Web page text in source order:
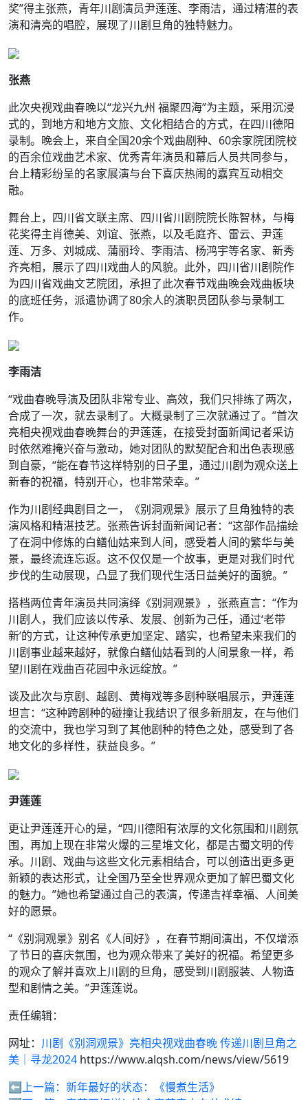
奖”得主张燕，青年川剧演员尹莲莲、李雨洁，通过精湛的表
演和清亮的唱腔，展现了川剧旦角的独特魅力。
张燕
此次央视戏曲春晚以“龙兴九州 福聚四海”为主题，采用沉浸
式的，到地方和地方文旅、文化相结合的方式，在四川德阳
录制。晚会上，来自全国20余个戏曲剧种、60余家院团院校
的百余位戏曲艺术家、优秀青年演员和幕后人员共同参与，
台上精彩纷呈的名家展演与台下喜庆热闹的嘉宾互动相交
融。
舞台上，四川省文联主席、四川省川剧院院长陈智林，与梅
花奖得主肖德美、刘谊、张燕，以及毛庭齐、雷云、尹莲
莲、万多、刘城成、蒲丽玲、李雨洁、杨鸿宇等名家、新秀
齐亮相，展示了四川戏曲人的风貌。此外，四川省川剧院作
为四川省戏曲文艺院团，承担了此次春节戏曲晚会戏曲板块
的底班任务，派遣协调了80余人的演职员团队参与录制工
作。
李雨洁
“戏曲春晚导演及团队非常专业、高效，我们只排练了两次，
合成了一次，就去录制了。大概录制了三次就通过了。”首次
亮相央视戏曲春晚舞台的尹莲莲，在接受封面新闻记者采访
时依然难掩兴奋与激动，她对团队的默契配合和出色表现感
到自豪，“能在春节这样特别的日子里，通过川剧为观众送上
新春的祝福，特别开心，也非常荣幸。”
作为川剧经典剧目之一，《别洞观景》展示了旦角独特的表
演风格和精湛技艺。张燕告诉封面新闻记者：“这部作品描绘
了在洞中修炼的白鳝仙姑来到人间，感受着人间的繁华与美
景，最终流连忘返。这不仅仅是一个故事，更是对我们时代
步伐的生动展现，凸显了我们现代生活日益美好的面貌。”
搭档两位青年演员共同演绎《别洞观景》，张燕直言：“作为
川剧人，我们应该以传承、发展、创新为己任，通过‘老带
新’的方式，让这种传承更加坚定、踏实，也希望未来我们的
川剧事业越来越好，就像白鳝仙姑看到的人间景象一样，希
望川剧在戏曲百花园中永远绽放。”
谈及此次与京剧、越剧、黄梅戏等多剧种联唱展示，尹莲莲
坦言：“这种跨剧种的碰撞让我结识了很多新朋友，在与他们
的交流中，我也学习到了其他剧种的特色之处，感受到了各
地文化的多样性，获益良多。”
尹莲莲
更让尹莲莲开心的是，“四川德阳有浓厚的文化氛围和川剧氛
围，再加上现在非常火爆的三星堆文化，都是古蜀文明的传
承。川剧、戏曲与这些文化元素相结合，可以创造出更多更
新颖的表达形式，让全国乃至全世界观众更加了解巴蜀文化
的魅力。”她也希望通过自己的表演，传递吉祥幸福、人间美
好的愿景。
“《别洞观景》别名《人间好》，在春节期间演出，不仅增添
了节日的喜庆氛围，也为观众带来了美好的祝福。希望更多
的观众了解并喜欢上川剧的旦角，感受到川剧服装、人物造
型和剧情之美。”尹莲莲说。
责任编辑：
网址： 川剧《别洞观景》亮相央视戏曲春晚 传递川剧旦角之
美｜寻龙2024 https://www.alqsh.com/news/view/5619
⬅️上一篇： 新年最好的状态：《慢煮生活》